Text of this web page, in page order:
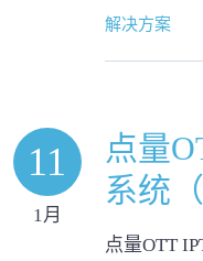
解决方案
11
1月
点量
系统
点量OTT